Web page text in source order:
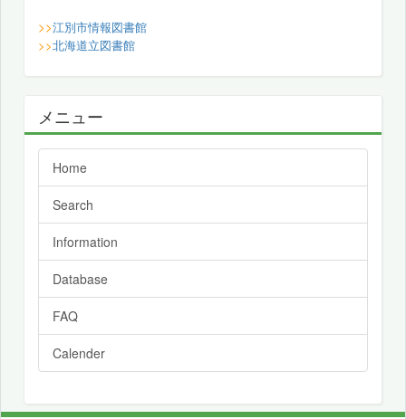
>>江別市情報図書館
>>北海道立図書館
メニュー
Home
Search
Information
Database
FAQ
Calender